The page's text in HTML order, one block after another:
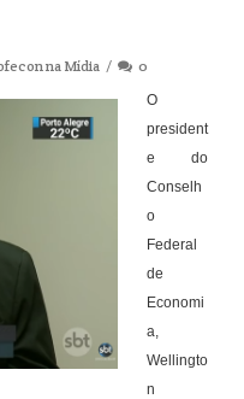
na Mídia 0
O
president
e do
Conselh
o
Federal
de
Economi
a,
Wellingto
n